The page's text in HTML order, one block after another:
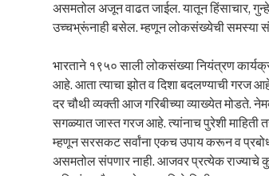
असमतोल अजून वाढत जाईल. यातून हिंसाचार,
उच्चभ्रूंनाही बसेल. म्हणून लोकसंख्येची समस्या
भारताने १९५० साली लोकसंख्या नियंत्रण
आहे. आता त्याचा झोत व दिशा बदलण्याची गरज
दर चौथी व्यक्ती आज गरिबीच्या व्याख्येत मोडते.
सगळ्यात जास्त गरज आहे. त्यांनाच पुरेशी माहिती
म्हणून सरसकट सर्वांना एकच उपाय करून व
असमतोल संपणार नाही. आजवर प्रत्येक